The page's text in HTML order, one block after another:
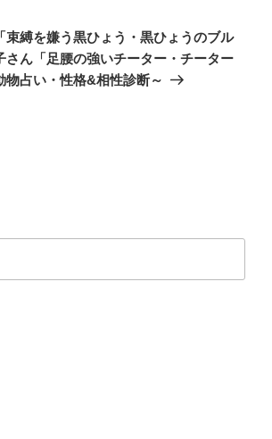
束縛を嫌う黒ひょう・黒ひょうのブル
さん「足腰の強いチーター・チーター
物占い・性格&相性診断～